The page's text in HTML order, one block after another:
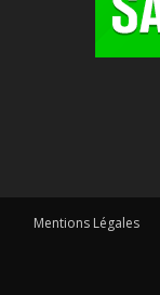
Mentions Légales